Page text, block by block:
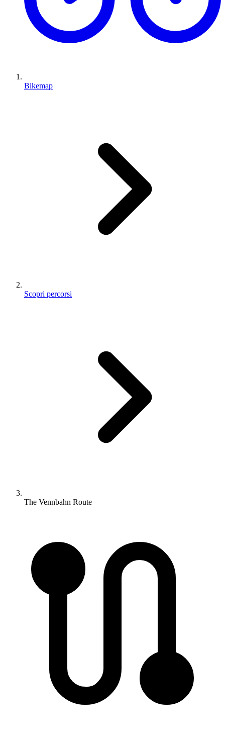
Bikemap
Scopri percorsi
The Vennbahn Route